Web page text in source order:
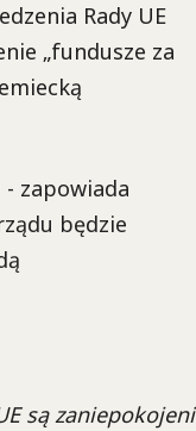
Rady UE
„fundusze za
zapowiada
będzie
są zaniepokojeni